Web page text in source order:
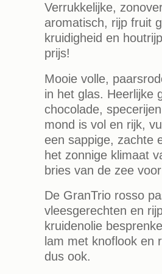
Verrukkelijke,
aromatisch, rijp fruit
kruidigheid en
prijs!
Mooie volle,
in het glas. Heerlijke
chocolade,
mond is vol en rijk,
een sappige, zachte
het zonnige klimaat
bries van de zee
De GranTrio rosso
vleesgerechten en
kruidenolie
lam met knoflook en
dus ook.